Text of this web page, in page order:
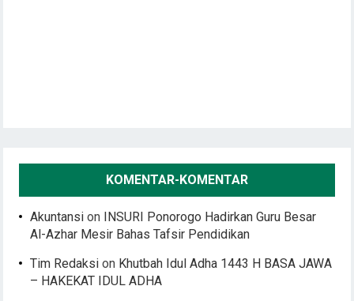
KOMENTAR-KOMENTAR
Akuntansi on INSURI Ponorogo Hadirkan Guru Besar
Al-Azhar Mesir Bahas Tafsir Pendidikan
Tim Redaksi on Khutbah Idul Adha 1443 H BASA JAWA
– HAKEKAT IDUL ADHA